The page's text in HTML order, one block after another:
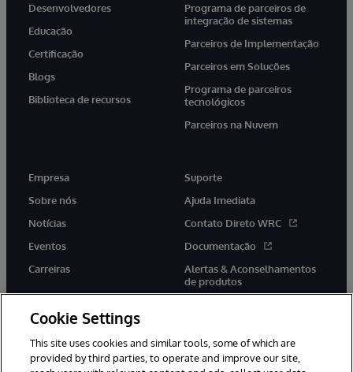
Desenvolvedores
Educação
Certificação
Blogs
Biblioteca de recursos
Programa de parceiros de
integração de sistemas
Parceiros de Implementação
Parceiros em Soluções
Programa de parceiros
tecnológicos
Parceiros na Nuvem
Empresa
Sobre nós
Notícias
Eventos
Carreiras
Suporte
Ajuda Imediata
Contato Direto WRC
Documentação
Alertas & Aconselhamentos
de produtos
twitter youtubefacebooklinkedin
Cookie Settings
This site uses cookies and similar tools, some of which are
provided by third parties, to operate and improve our site,